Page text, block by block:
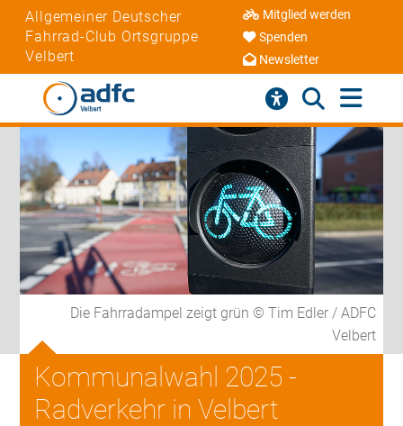
Allgemeiner Deutscher
Fahrrad-Club Ortsgruppe
Velbert
Mitglied werden
Spenden
Newsletter
Die Fahrradampel zeigt grün © Tim Edler / ADFC
Velbert
Kommunalwahl 2025 -
Radverkehr in Velbert